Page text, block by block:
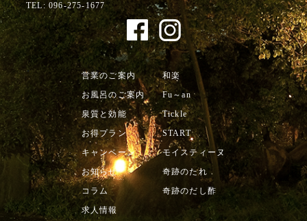
TEL: 096-275-1677
営業のご案内
お風呂のご案内
泉質と効能
お得プラン
キャンペーン
お知らせ
コラム
求人情報
和楽
Fu～an
Tickle
START
モイスティーヌ
奇跡のたれ
奇跡のだし酢